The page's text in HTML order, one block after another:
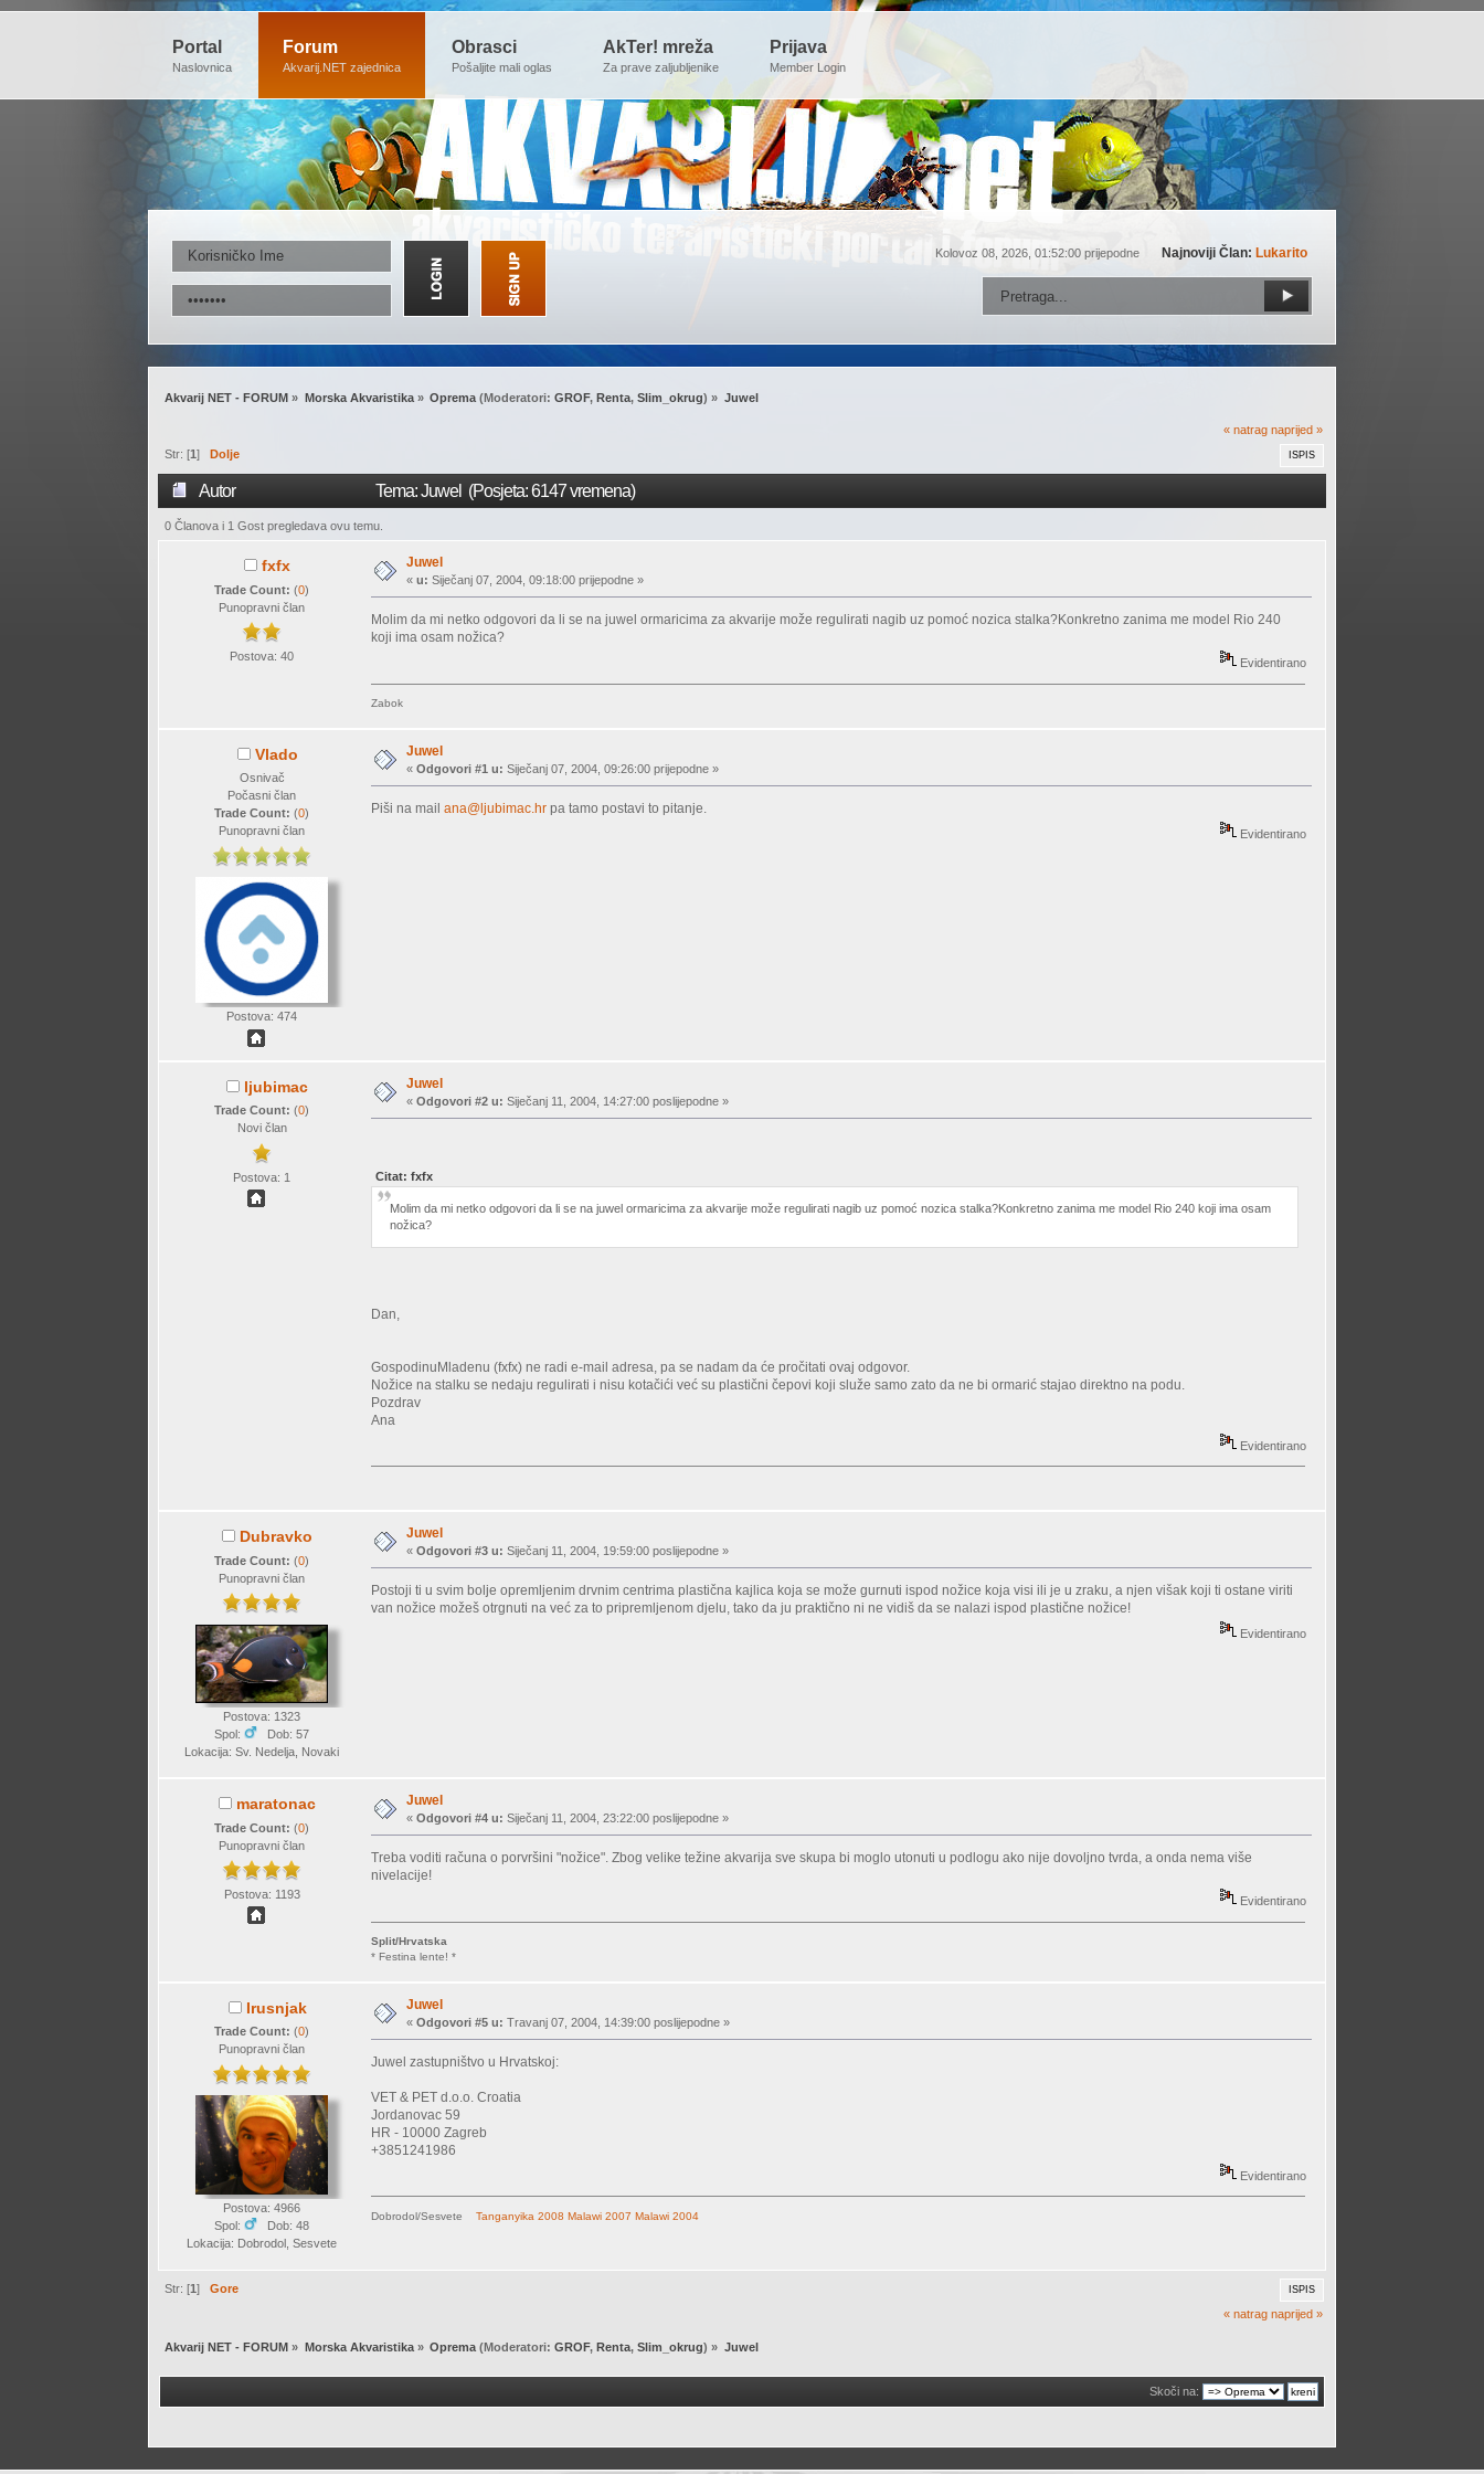
Portal
Naslovnica
Forum
Akvarij.NET zajednica
Obrasci
Pošaljite mali oglas
AkTer! mreža
Za prave zaljubljenike
Prijava
Member Login
Kolovoz 08, 2026, 01:52:00 prijepodne Najnoviji Član: Lukarito
Akvarij NET - FORUM » Morska Akvaristika» Oprema (Moderatori:GROF, Renta,Slim_okrug) » Juwel
« natrag naprijed »
ISPIS
Str: [1] Dolje
Autor Tema: Juwel (Posjeta: 6147 vremena)
0 Članova i 1 Gost pregledava ovu temu.
fxfx
Trade Count:(0)
Punopravni član
Postova: 40
Juwel
«u: Siječanj 07, 2004, 09:18:00 prijepodne »
Molim da mi netko odgovori da li se na juwel ormaricima za akvarije može regulirati nagib uz pomoć nozica stalka?Konkretno zanima me model Rio 240
koji ima osam nožica?
Evidentirano
Zabok
Vlado
Osnivač
Počasni član
Trade Count:(0)
Punopravni član
Postova: 474
Juwel
«Odgovori #1 u: Siječanj 07, 2004, 09:26:00 prijepodne »
Piši na mailana@ljubimac.hr pa tamo postavi to pitanje.
Evidentirano
ljubimac
Trade Count:(0)
Novi član
Postova: 1
Juwel
«Odgovori #2 u: Siječanj 11, 2004, 14:27:00 poslijepodne »
Citat: fxfx
Molim da mi netko odgovori da li se na juwel ormaricima za akvarije može regulirati nagib uz pomoć nozica stalka?Konkretno zanima me model Rio 240 koji ima osam
nožica?
Dan,
GospodinuMladenu (fxfx) ne radi e-mail adresa, pa se nadam da će pročitati ovaj odgovor.
Nožice na stalku se nedaju regulirati i nisu kotačići već su plastični čepovi koji služe samo zato da ne bi ormarić stajao direktno na podu.
Pozdrav
Ana
Evidentirano
Dubravko
Trade Count:(0)
Punopravni član
Postova: 1323
Spol:
Dob: 57
Lokacija: Sv. Nedelja, Novaki
Juwel
«Odgovori #3 u: Siječanj 11, 2004, 19:59:00 poslijepodne »
Postoji ti u svim bolje opremljenim drvnim centrima plastična kajlica koja se može gurnuti ispod nožice koja visi ili je u zraku, a njen višak koji ti ostane viriti
van nožice možeš otrgnuti na već za to pripremljenom djelu, tako da ju praktično ni ne vidiš da se nalazi ispod plastične nožice!
Evidentirano
maratonac
Trade Count:(0)
Punopravni član
Postova: 1193
Juwel
«Odgovori #4 u: Siječanj 11, 2004, 23:22:00 poslijepodne »
Treba voditi računa o porvršini "nožice". Zbog velike težine akvarija sve skupa bi moglo utonuti u podlogu ako nije dovoljno tvrda, a onda nema više
nivelacije!
Evidentirano
Split/Hrvatska
* Festina lente! *
Irusnjak
Trade Count:(0)
Punopravni član
Postova: 4966
Spol:
Dob: 48
Lokacija: Dobrodol, Sesvete
Juwel
«Odgovori #5 u: Travanj 07, 2004, 14:39:00 poslijepodne »
Juwel zastupništvo u Hrvatskoj:
VET & PET d.o.o. Croatia
Jordanovac 59
HR - 10000 Zagreb
+3851241986
Evidentirano
Dobrodol/SesveteTanganyika 2008 Malawi 2007 Malawi 2004
ISPIS
Str: [1 ] Gore
« natrag naprijed »
Akvarij NET - FORUM » Morska Akvaristika» Oprema (Moderatori:GROF, Renta,Slim_okrug) » Juwel
Skoči na: